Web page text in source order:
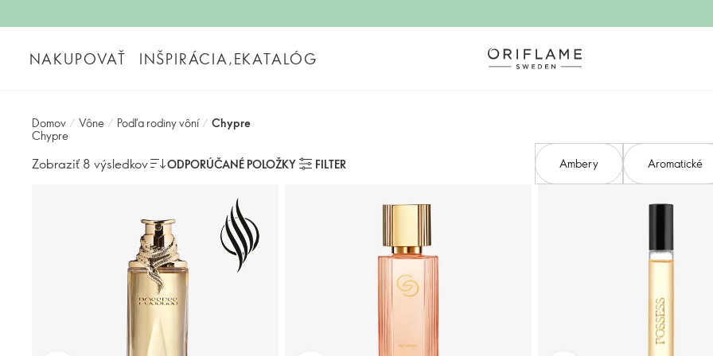
NAKUPOVAŤ INŠPIRÁCIA,EKATALÓG
Domov / Vône / Podľa rodiny vôní / Chypre
Chypre
Zobraziť 8 výsledkov ODPORÚČANÉ POLOŽKY FILTER Ambery Aromatické